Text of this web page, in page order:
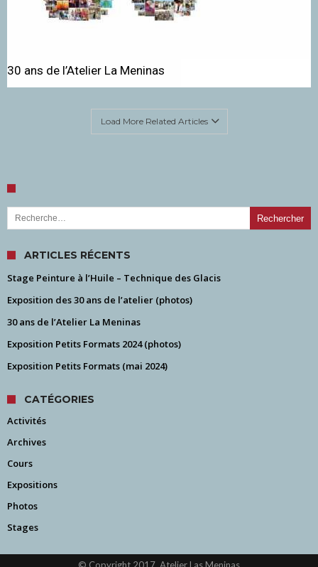
30 ans de l’Atelier La Meninas
Load More Related Articles
Rechercher :
ARTICLES RÉCENTS
Stage Peinture à l’Huile – Technique des Glacis
Exposition des 30 ans de l’atelier (photos)
30 ans de l’Atelier La Meninas
Exposition Petits Formats 2024 (photos)
Exposition Petits Formats (mai 2024)
CATÉGORIES
Activités
Archives
Cours
Expositions
Photos
Stages